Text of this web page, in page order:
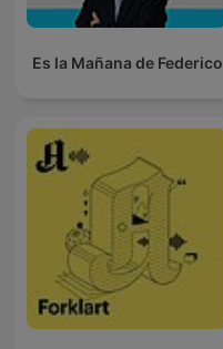
Es la Mañana de Federico